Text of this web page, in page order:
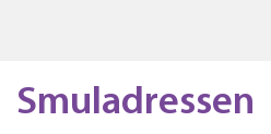
Smuladressen